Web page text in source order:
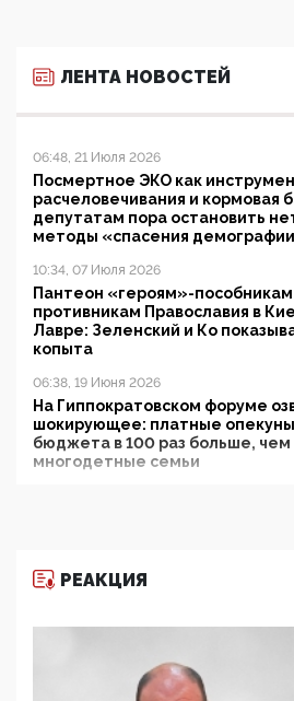
ЛЕНТА НОВОСТЕЙ
06:48, 21 Июля 2026
Посмертное ЭКО как
расчеловечивания и кормовая
депутатам пора остановить
методы «спасения
10:34, 07 Июля 2026
Пантеон «героям»-пособникам
противникам Православия в
Лавре: Зеленский и Ко
копыта
06:38, 19 Июня 2026
На Гиппократовском форуме
шокирующее: платные опекуны
бюджета в 100 раз больше, чем
многодетные семьи
11:53, 09 Июня 2026
деятельность ИИТО ЮНЕСКО в
цифроглобалисты продолжают
повестку в образовании
РЕАКЦИЯ